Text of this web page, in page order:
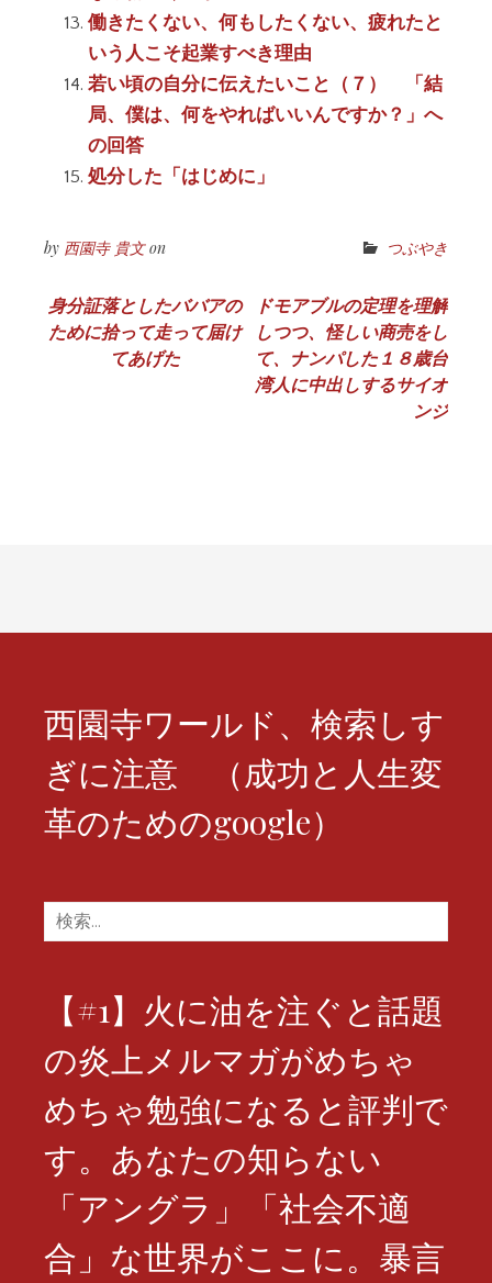
働きたくない、何もしたくない、疲れたと
いう人こそ起業すべき理由
若い頃の自分に伝えたいこと（７） 「結
局、僕は、何をやればいいんですか？」へ
の回答
処分した「はじめに」
by 西園寺 貴文on つぶやき
投
稿
ン
身分証落としたババアの
ために拾って走って届け
てあげた
ドモアブルの定理を理解
しつつ、怪しい商売をし
て、ナンパした１８歳台
湾人に中出しするサイオ
ンジ
西園寺ワールド、検索しす
ぎに注意 （成功と人生変
革のためのgoogle）
検
索:
【#1】火に油を注ぐと話題
の炎上メルマガがめちゃ
めちゃ勉強になると評判で
す。あなたの知らない
「アングラ」「社会不適
合」な世界がここに。暴言